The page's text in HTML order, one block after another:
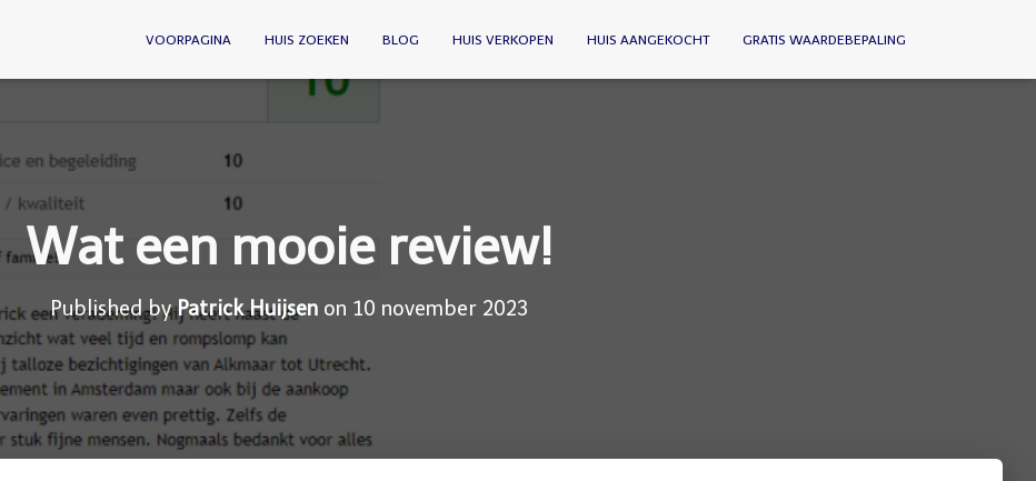
VOORPAGINA HUIS ZOEKEN BLOG HUIS VERKOPEN HUIS AANGEKOCHT GRATIS WAARDEBEPALING
Wat een mooie review!
Published byPatrick Huijsen on 10 november 2023